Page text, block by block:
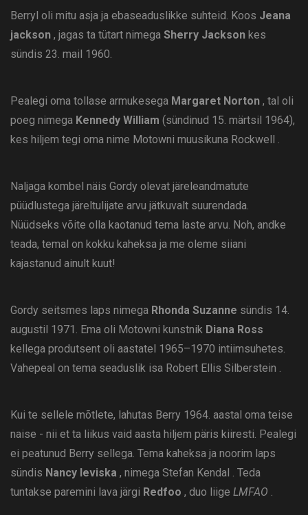
Berryl oli mitu asja ja ebaseaduslikke suhteid. Koos Jeana
jackson , jagas ta tütart nimega Sherry Jackson kes
sündis 23. mail 1960.
Pealegi oma tollase armukesega Margaret Norton , tal oli
poeg nimega Kennedy William (sündinud 15. märtsil 1964),
kes hiljem tegi oma nime Motowni muusikuna Rockwell .
Naljaga kombel näis Gordy olevat järeleandmatute
püüdlustega järeltulijate arvu jätkuvalt suurendada.
Nüüdseks võite olla kaotanud tema laste arvu. Noh, andke
teada, temal on kokku kaheksa ja me oleme siiani
kajastanud ainult kuut!
Gordy seitsmes laps nimega Rhonda Suzanne sündis 14.
augustil 1971. Ema oli Motowni kunstnik Diana Ross
kellega produtsent oli aastatel 1965–1970 intiimsuhetes.
Vahepeal on tema seaduslik isa Robert Ellis Silberstein .
Kui te sellele mõtlete, lahutas Berry 1964. aastal oma teise
naise - nii et ta liikus vaid aasta hiljem päris kiiresti. Pealegi
ei peatunud Berry sellega. Tema kaheksa ja noorim laps
sündis Nancy leviska , nimega Stefan Kendal . Teda
tuntakse paremini lava järgi Redfoo , duo liige LMFAO .